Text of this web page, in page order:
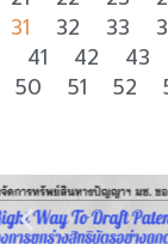
31
32 33
41
42 43
50
51 52